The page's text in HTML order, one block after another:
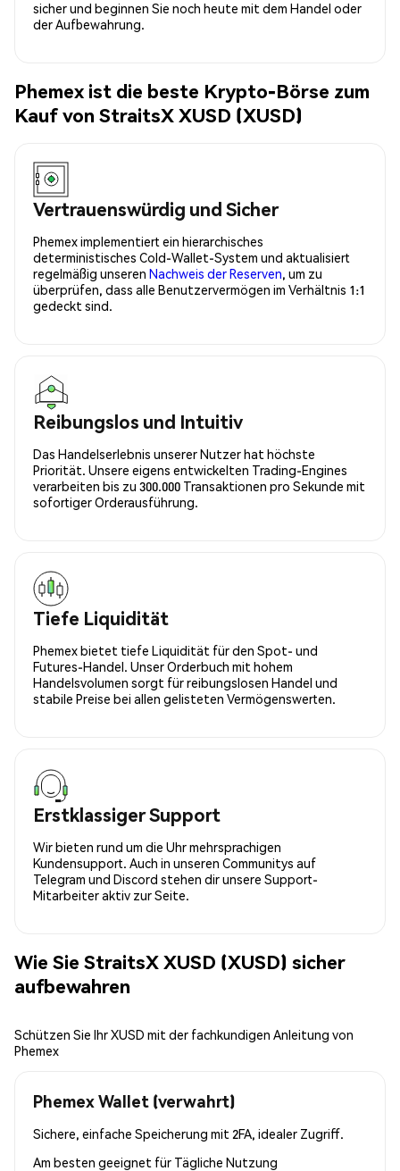
sicher und beginnen Sie noch heute mit dem Handel oder
der Aufbewahrung.
Phemex ist die beste Krypto-Börse zum
Kauf von StraitsX XUSD (XUSD)
Vertrauenswürdig und Sicher
Phemex implementiert ein hierarchisches
deterministisches Cold-Wallet-System und aktualisiert
regelmäßig unseren Nachweis der Reserven, um zu
überprüfen, dass alle Benutzervermögen im Verhältnis 1:1
gedeckt sind.
Reibungslos und Intuitiv
Das Handelserlebnis unserer Nutzer hat höchste
Priorität. Unsere eigens entwickelten Trading-Engines
verarbeiten bis zu 300.000 Transaktionen pro Sekunde mit
sofortiger Orderausführung.
Tiefe Liquidität
Phemex bietet tiefe Liquidität für den Spot- und
Futures-Handel. Unser Orderbuch mit hohem
Handelsvolumen sorgt für reibungslosen Handel und
stabile Preise bei allen gelisteten Vermögenswerten.
Erstklassiger Support
Wir bieten rund um die Uhr mehrsprachigen
Kundensupport. Auch in unseren Communitys auf
Telegram und Discord stehen dir unsere Support-
Mitarbeiter aktiv zur Seite.
Wie Sie StraitsX XUSD (XUSD) sicher
aufbewahren
Schützen Sie Ihr XUSD mit der fachkundigen Anleitung von
Phemex
Phemex Wallet (verwahrt)
Sichere, einfache Speicherung mit 2FA, idealer Zugriff.
Am besten geeignet für Tägliche Nutzung